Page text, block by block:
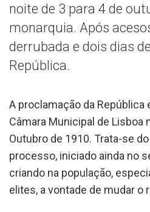
noite de 3 para 4 de
monarquia. Após
derrubada e dois dias
República.
A proclamação da República
Câmara Municipal de Lisboa
Outubro de 1910. Trata-se
processo, iniciado ainda no
criando na população,
elites, a vontade de mudar o